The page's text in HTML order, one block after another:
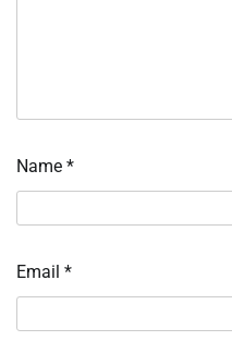
Name *
Email *